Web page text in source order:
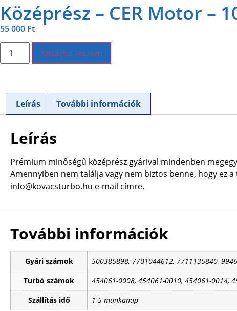
Középrész – CER Motor –
55 000 Ft
Kosárba teszem
Leírás További információk
Leírás
Prémium minőségű középrész gyárival mindenben
Amennyiben nem találja vagy nem biztos benne, hogy ez
info@kovacsturbo.hu e-mail címre.
További információk
Gyári számok
500385898, 7701044612, 7711135840,
Turbó számok
454061-0008, 454061-0010, 454061-0014,
Szállítás idő
1-5 munkanap